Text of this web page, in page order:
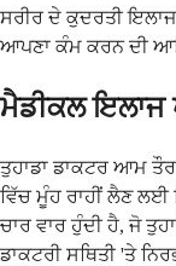
ਸਰੀਰ ਦੇ ਕੁਦਰਤੀ
ਆਪਣਾ ਕੰਮ ਕਰਨ ਦੀ
ਮੈਡੀਕਲ ਇਲਾਜ
ਤੁਹਾਡਾ ਡਾਕਟਰ ਆਮ
ਵਿੱਚ ਮੂੰਹ ਰਾਹੀਂ ਲੈਣ ਲਈ
ਚਾਰ ਵਾਰ ਹੁੰਦੀ ਹੈ, ਜੋ
ਡਾਕਟਰੀ ਸਥਿਤੀ 'ਤੇ